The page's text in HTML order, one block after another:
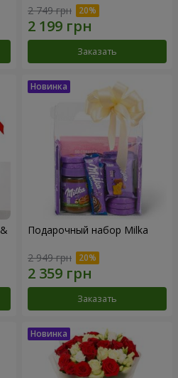
2 749 грн
Заказать
Подарочный набор Milka
2 949 грн
Заказать